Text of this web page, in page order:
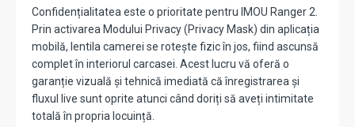
Confidențialitatea este o prioritate pentru IMOU Ranger 2.
Prin activarea Modului Privacy (Privacy Mask) din aplicația
mobilă, lentila camerei se rotește fizic în jos, fiind ascunsă
complet în interiorul carcasei. Acest lucru vă oferă o
garanție vizuală și tehnică imediată că înregistrarea și
fluxul live sunt oprite atunci când doriți să aveți intimitate
totală în propria locuință.